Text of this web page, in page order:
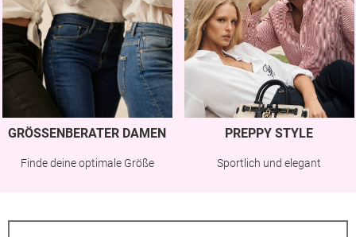
GRÖSSENBERATER DAMEN
Finde deine optimale Größe
PREPPY STYLE
Sportlich und elegant